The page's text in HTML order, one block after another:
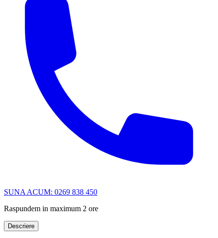
SUNA ACUM: 0269 838 450
Raspundem in maximum 2 ore
Descriere